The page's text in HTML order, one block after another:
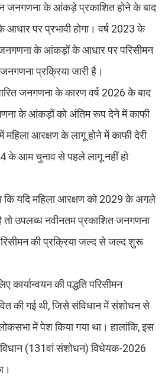
जनगणना के आंकड़े प्रकाशित होने के बाद
आधार पर प्रभावी होगा। वर्ष 2023 के
जनगणना के आंकड़ों के आधार पर परिसीमन
प्रक्रिया जारी है।
जनगणना के कारण वर्ष 2026 के बाद
के आंकड़ों को अंतिम रूप देने में काफी
आरक्षण के लागू होने में काफी देरी
के आम चुनाव से पहले लागू नहीं हो
कि यदि महिला आरक्षण को 2029 के अगले
उपलब्ध नवीनतम प्रकाशित जनगणना
की प्रक्रिया जल्द से जल्द शुरू
कार्यान्वयन की पद्धति परिसीमन
की गई थी, जिसे संविधान में संशोधन से
में पेश किया गया था। हालांकि, इस
(131वां संशोधन) विधेयक-2026